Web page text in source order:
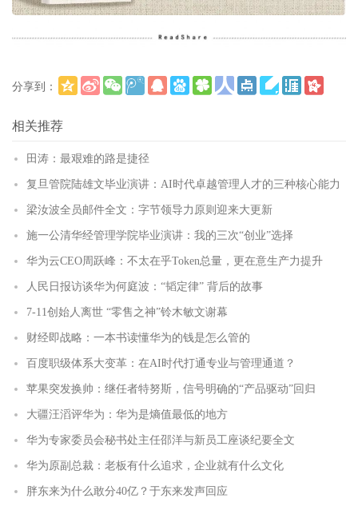
分享到：
相关推荐
田涛：最艰难的路是捷径
复旦管院陆雄文毕业演讲：AI时代卓越管理人才的三种核心能力
梁汝波全员邮件全文：字节领导力原则迎来大更新
施一公清华经管理学院毕业演讲：我的三次“创业”选择
华为云CEO周跃峰：不太在乎Token总量，更在意生产力提升
人民日报访谈华为何庭波：“韬定律” 背后的故事
7-11创始人离世 “零售之神”铃木敏文谢幕
财经即战略：一本书读懂华为的钱是怎么管的
百度职级体系大变革：在AI时代打通专业与管理通道？
苹果突发换帅：继任者特努斯，信号明确的“产品驱动”回归
大疆汪滔评华为：华为是熵值最低的地方
华为专家委员会秘书处主任邵洋与新员工座谈纪要全文
华为原副总裁：老板有什么追求，企业就有什么文化
胖东来为什么敢分40亿？于东来发声回应